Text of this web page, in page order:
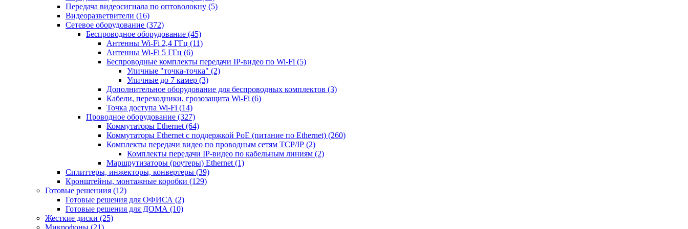
Передача видеосигнала по оптоволокну (5)
Видеоразветвители (16)
Сетевое оборудование (372)
Беспроводное оборудование (45)
Антенны Wi-Fi 2,4 ГГц (11)
Антенны Wi-Fi 5 ГГц (6)
Беспроводные комплекты передачи IP-видео по Wi-Fi (5)
Уличные "точка-точка" (2)
Уличные до 7 камер (3)
Дополнительное оборудование для беспроводных комплектов (3)
Кабели, переходники, грозозащита Wi-Fi (6)
Точка доступа Wi-Fi (14)
Проводное оборудование (327)
Коммутаторы Ethernet (64)
Коммутаторы Ethernet с поддержкой PoE (питание по Ethernet) (260)
Комплекты передачи видео по проводным сетям TCP/IP (2)
Комплекты передачи IP-видео по кабельным линиям (2)
Маршрутизаторы (роутеры) Ethernet (1)
Сплиттеры, инжекторы, конвертеры (39)
Кронштейны, монтажные коробки (129)
Готовые решениия (12)
Готовые решения для ОФИСА (2)
Готовые решения для ДОМА (10)
Жесткие диски (25)
Микрофоны (21)